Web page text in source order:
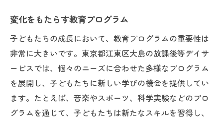
変化をもたらす教育プログラム
子どもたちの成長において、教育プログラムの重要性は
非常に大きいです。東京都江東区大島の放課後等デイサ
ービスでは、個々のニーズに合わせた多様なプログラム
を展開し、子どもたちに新しい学びの機会を提供してい
ます。たとえば、音楽やスポーツ、科学実験などのプロ
グラムを通じて、子どもたちは新たなスキルを習得し、